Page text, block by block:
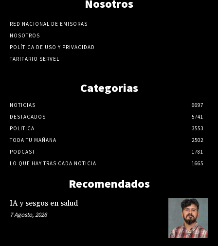
Nosotros
RED NACIONAL DE EMISORAS
NOSOTROS
POLÍTICA DE USO Y PRIVACIDAD
TARIFARIO SERVEL
Categorias
NOTICIAS
6697
DESTACADOS
5741
POLITICA
3553
TODA TU MAÑANA
2502
PODCAST
1781
LO QUE HAY TRAS CADA NOTICIA
1665
Recomendados
IA y sesgos en salud
7 Agosto, 2026